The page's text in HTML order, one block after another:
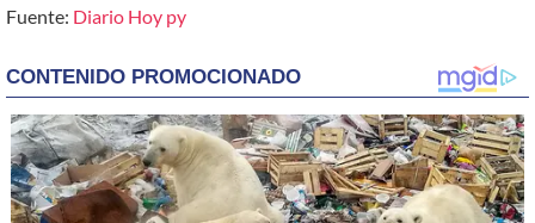
Fuente: Diario Hoy py